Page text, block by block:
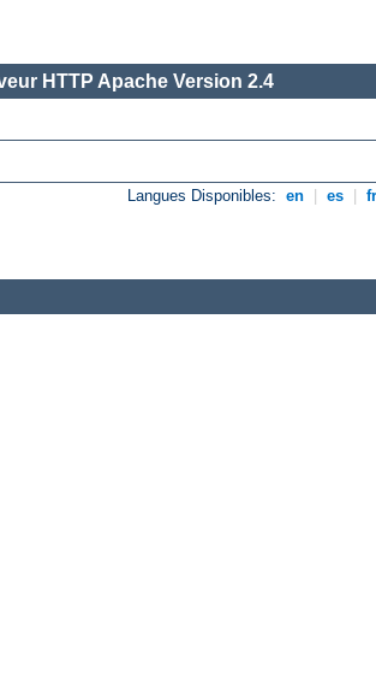
HTTP Apache Version 2.4
Langues Disponibles: en es fr